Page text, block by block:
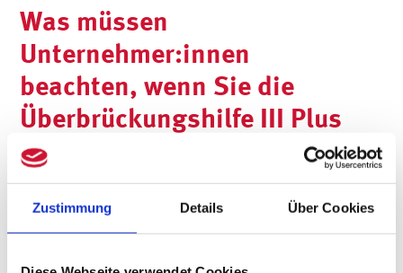
Zustimmung Details Über Cookies
Was müssen
Unternehmer:innen
beachten, wenn Sie die
Überbrückungshilfe III Plus
verlängern wollen?
Wegen der Verlängerung der
Überbrückungshilfe 3 Plus um die
Zeiträume Oktober, November und